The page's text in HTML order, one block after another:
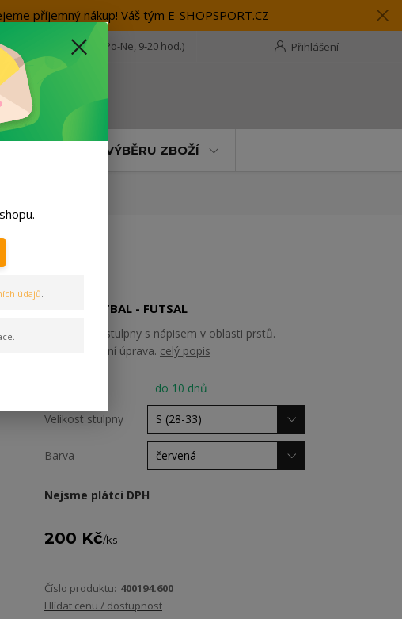
příjemný nákup! Váš tým E-SHOPSPORT.CZ
Přihlášení
Hledat
+420 728 118 114 (Po-Ne, 9-20 hod.)
POMOC PŘI VÝBĚRU ZBOŽÍ
MUŽI - FOTBAL - FUTSAL
Ponožkové stulpny s nápisem v oblasti prstů.
Antibakteriální úprava. celý popis
do 10 dnů
Velikost stulpny
Barva
Nejsme plátci DPH
200 Kč/ks
Číslo produktu: 400194.600
Hlídat cenu / dostupnost
údajů.